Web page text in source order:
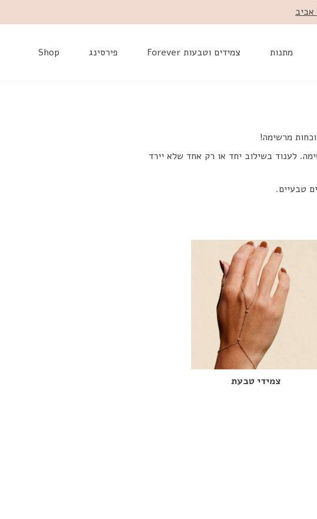
מתנות צמידים וטבעות Forever פירסינג Shop
מרשימה!
לענוד בשילוב יחד או רק אחד שלא יירד
צמידי טבעת